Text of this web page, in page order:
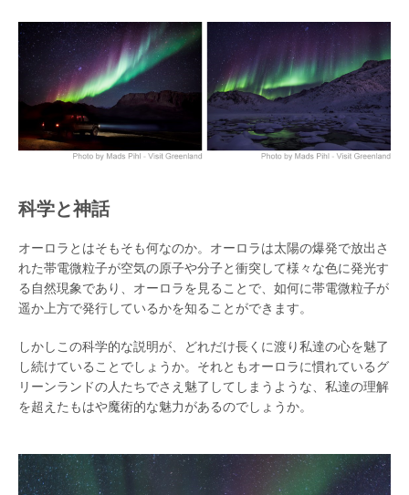
科学と神話
オーロラとはそもそも何なのか。オーロラは太陽の爆発で放出さ
れた帯電微粒子が空気の原子や分子と衝突して様々な色に発光す
る自然現象であり、オーロラを見ることで、如何に帯電微粒子が
遥か上方で発行しているかを知ることができます。
しかしこの科学的な説明が、どれだけ長くに渡り私達の心を魅了
し続けていることでしょうか。それともオーロラに慣れているグ
リーンランドの人たちでさえ魅了してしまうような、私達の理解
を超えたもはや魔術的な魅力があるのでしょうか。